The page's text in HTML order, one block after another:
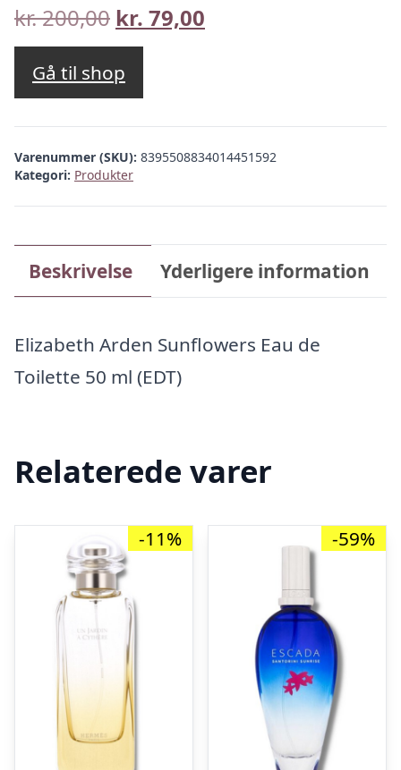
kr.200,00 Den
oprindelige
pris
var:
kr. 200,00.
kr. 79,00
kr. 79,00.
Gå til shop
Varenummer (SKU): 8395508834014451592
Kategori: Produkter
Beskrivelse Yderligere information
Elizabeth Arden Sunflowers Eau de
Toilette 50 ml (EDT)
Relaterede varer
-11% -59%